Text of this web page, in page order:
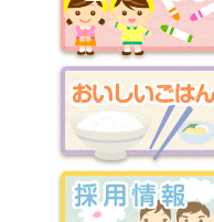
園での様子
おいしいごはん